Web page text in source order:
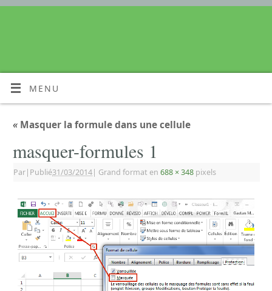
MENU
« Masquer la formule dans une cellule
masquer-formules 1
Par| Publié31/03/2014| Grand format en 688 × 348 pixels